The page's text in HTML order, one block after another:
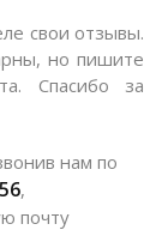
свои отзывы.
но пишите
Спасибо за
нам по
,
почту